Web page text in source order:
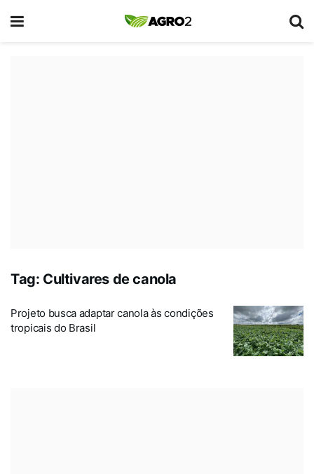
Tag: Cultivares de canola
Projeto busca adaptar canola às condições
tropicais do Brasil